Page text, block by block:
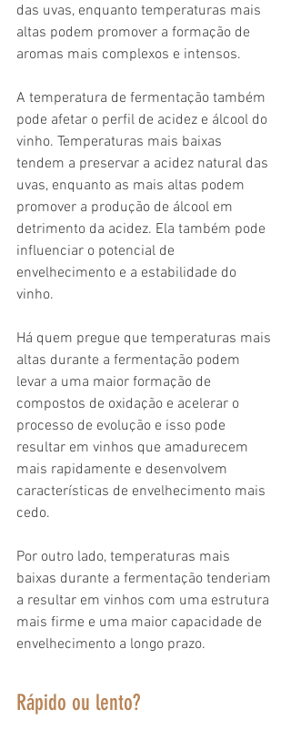
das uvas, enquanto temperaturas mais
altas podem promover a formação de
aromas mais complexos e intensos.
A temperatura de fermentação também
pode afetar o perfil de acidez e álcool do
vinho. Temperaturas mais baixas
tendem a preservar a acidez natural das
uvas, enquanto as mais altas podem
promover a produção de álcool em
detrimento da acidez. Ela também pode
influenciar o potencial de
envelhecimento e a estabilidade do
vinho.
Há quem pregue que temperaturas mais
altas durante a fermentação podem
levar a uma maior formação de
compostos de oxidação e acelerar o
processo de evolução e isso pode
resultar em vinhos que amadurecem
mais rapidamente e desenvolvem
características de envelhecimento mais
cedo.
Por outro lado, temperaturas mais
baixas durante a fermentação tenderiam
a resultar em vinhos com uma estrutura
mais firme e uma maior capacidade de
envelhecimento a longo prazo.
Rápido ou lento?